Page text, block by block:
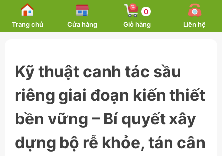
content
Trang chủ Cửa hàng
0
Giỏ hàng Liên hệ
Kỹ thuật canh tác sầu
riêng giai đoạn kiến thiết
bền vững – Bí quyết xây
dựng bộ rễ khỏe, tán cân